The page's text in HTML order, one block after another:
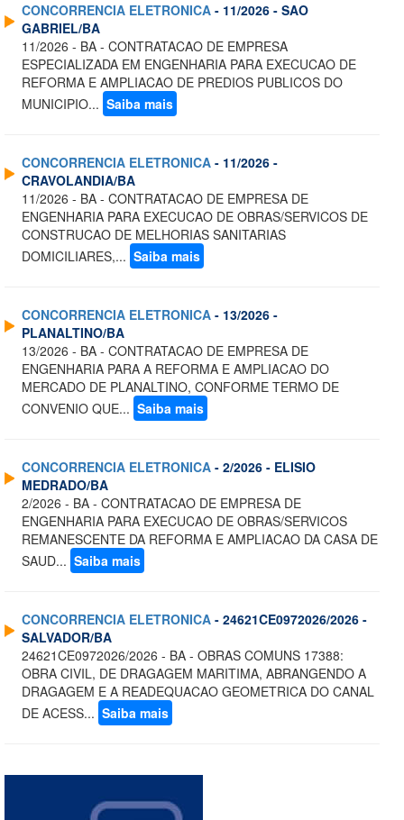
CONCORRENCIA ELETRONICA - 11/2026 - SAO
GABRIEL/BA
11/2026 - BA - CONTRATACAO DE EMPRESA
ESPECIALIZADA EM ENGENHARIA PARA EXECUCAO DE
REFORMA E AMPLIACAO DE PREDIOS PUBLICOS DO
MUNICIPIO... Saiba mais
CONCORRENCIA ELETRONICA - 11/2026 -
CRAVOLANDIA/BA
11/2026 - BA - CONTRATACAO DE EMPRESA DE
ENGENHARIA PARA EXECUCAO DE OBRAS/SERVICOS DE
CONSTRUCAO DE MELHORIAS SANITARIAS
DOMICILIARES,... Saiba mais
CONCORRENCIA ELETRONICA - 13/2026 -
PLANALTINO/BA
13/2026 - BA - CONTRATACAO DE EMPRESA DE
ENGENHARIA PARA A REFORMA E AMPLIACAO DO
MERCADO DE PLANALTINO, CONFORME TERMO DE
CONVENIO QUE... Saiba mais
CONCORRENCIA ELETRONICA - 2/2026 - ELISIO
MEDRADO/BA
2/2026 - BA - CONTRATACAO DE EMPRESA DE
ENGENHARIA PARA EXECUCAO DE OBRAS/SERVICOS
REMANESCENTE DA REFORMA E AMPLIACAO DA CASA DE
SAUD... Saiba mais
CONCORRENCIA ELETRONICA - 24621CE0972026/2026 -
SALVADOR/BA
24621CE0972026/2026 - BA - OBRAS COMUNS 17388:
OBRA CIVIL, DE DRAGAGEM MARITIMA, ABRANGENDO A
DRAGAGEM E A READEQUACAO GEOMETRICA DO CANAL
DE ACESS... Saiba mais